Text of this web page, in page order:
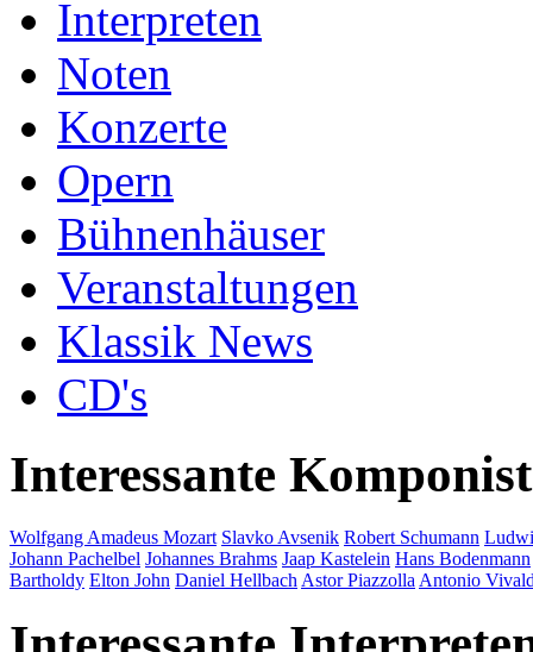
Interpreten
Noten
Konzerte
Opern
Bühnenhäuser
Veranstaltungen
Klassik News
CD's
Interessante
Wolfgang Amadeus Mozart Slavko Avsenik Robert Schumann
Johann Pachelbel Johannes Brahms Jaap Kastelein Hans Bodenmann
Bartholdy Elton John Daniel Hellbach Astor Piazzolla Antonio